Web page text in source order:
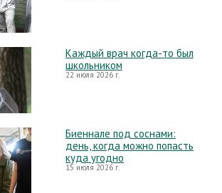
Каждый врач когда-то был
школьником
22 июля 2026 г.
Биеннале под соснами:
день, когда можно попасть
куда угодно
15 июля 2026 г.